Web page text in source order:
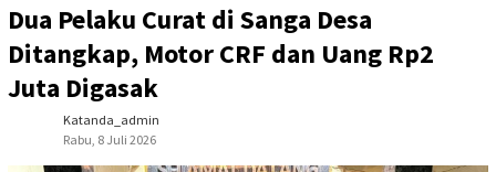
Dua Pelaku Curat di Sanga Desa
Ditangkap, Motor CRF dan Uang Rp2
Juta Digasak
Katanda_admin
Rabu, 8 Juli 2026